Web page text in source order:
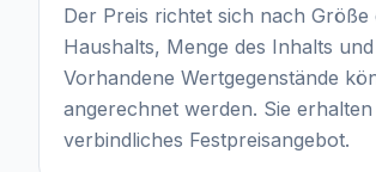
Der Preis richtet sich nach Größe
Haushalts, Menge des Inhalts
Vorhandene Wertgegenstände
angerechnet werden. Sie erhalten
verbindliches Festpreisangebot.